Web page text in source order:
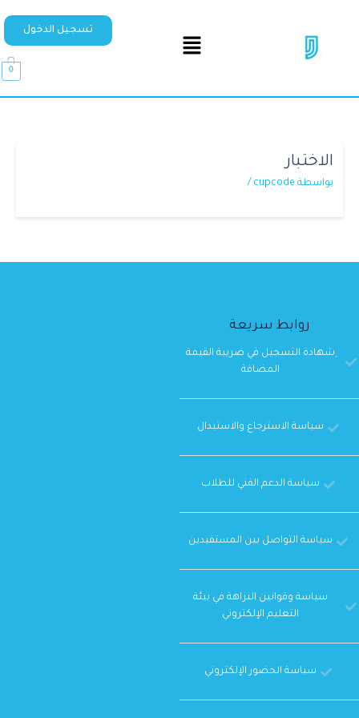
تسجيل الدخول
0
الاختبار
بواسطة cupcode
/
روابط سريعة
ِشهادة التسجيل في ضريبة القيمة
المضافة
سياسة الاسترجاع والاستبدال
سياسة الدعم الفني للطلاب
سياسة التواصل بين المستفيدين
سياسة وقوانين النزاهة في بيئة
التعليم الإلكتروني
سياسة الحضور الإلكتروني